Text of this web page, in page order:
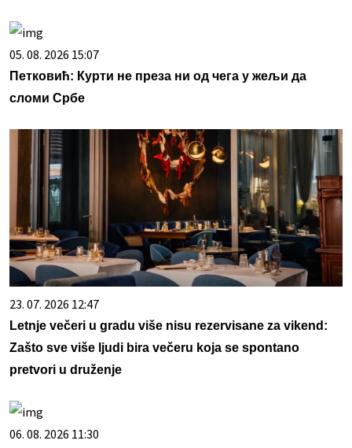
05. 08. 2026 15:07
Петковић: Курти не преза ни од чега у жељи да
сломи Србе
23. 07. 2026 12:47
Letnje večeri u gradu više nisu rezervisane za vikend:
Zašto sve više ljudi bira večeru koja se spontano
pretvori u druženje
06. 08. 2026 11:30